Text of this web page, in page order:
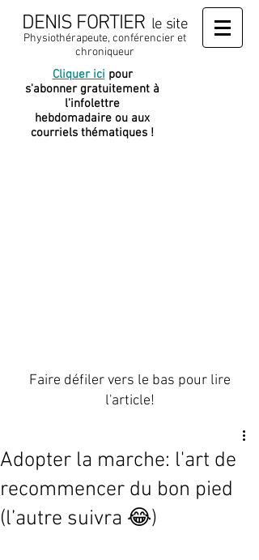
DENIS FORTIER le site
Physiothérapeute, conférencier et
chroniqueur
Cliquer ici pour
s'abonner gratuitement à
l'infolettre
hebdomadaire ou aux
courriels thématiques !
Faire défiler vers le bas pour lire
l'article!
Adopter la marche: l'art de
recommencer du bon pied
(l’autre suivra 😂)